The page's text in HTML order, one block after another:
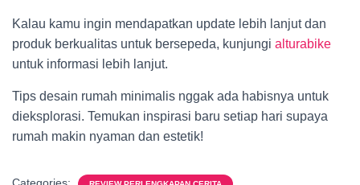
Kalau kamu ingin mendapatkan update lebih lanjut dan
produk berkualitas untuk bersepeda, kunjungi alturabike
untuk informasi lebih lanjut.
Tips desain rumah minimalis nggak ada habisnya untuk
dieksplorasi. Temukan inspirasi baru setiap hari supaya
rumah makin nyaman dan estetik!